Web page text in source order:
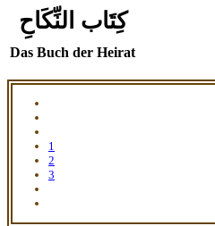
كِتَاب النِّكَاحِ
Das Buch der Heirat
1
2
3